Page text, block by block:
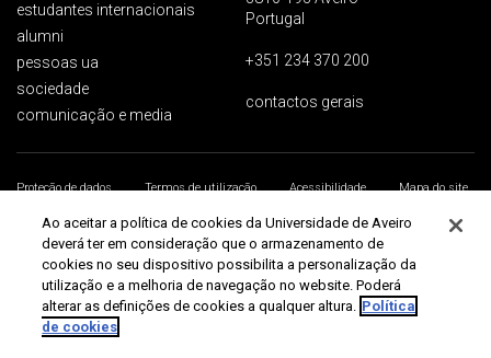
estudantes internacionais
alumni
pessoas ua
sociedade
comunicação e media
Portugal
+351 234 370 200
contactos gerais
Proteção de dados Termos de utilização Acessibilidade
Mapa do site
Universidade de Aveiro 2026
Ao aceitar a política de cookies da Universidade de Aveiro
deverá ter em consideração que o armazenamento de
cookies no seu dispositivo possibilita a personalização da
utilização e a melhoria de navegação no website. Poderá
alterar as definições de cookies a qualquer altura. Política
de cookies